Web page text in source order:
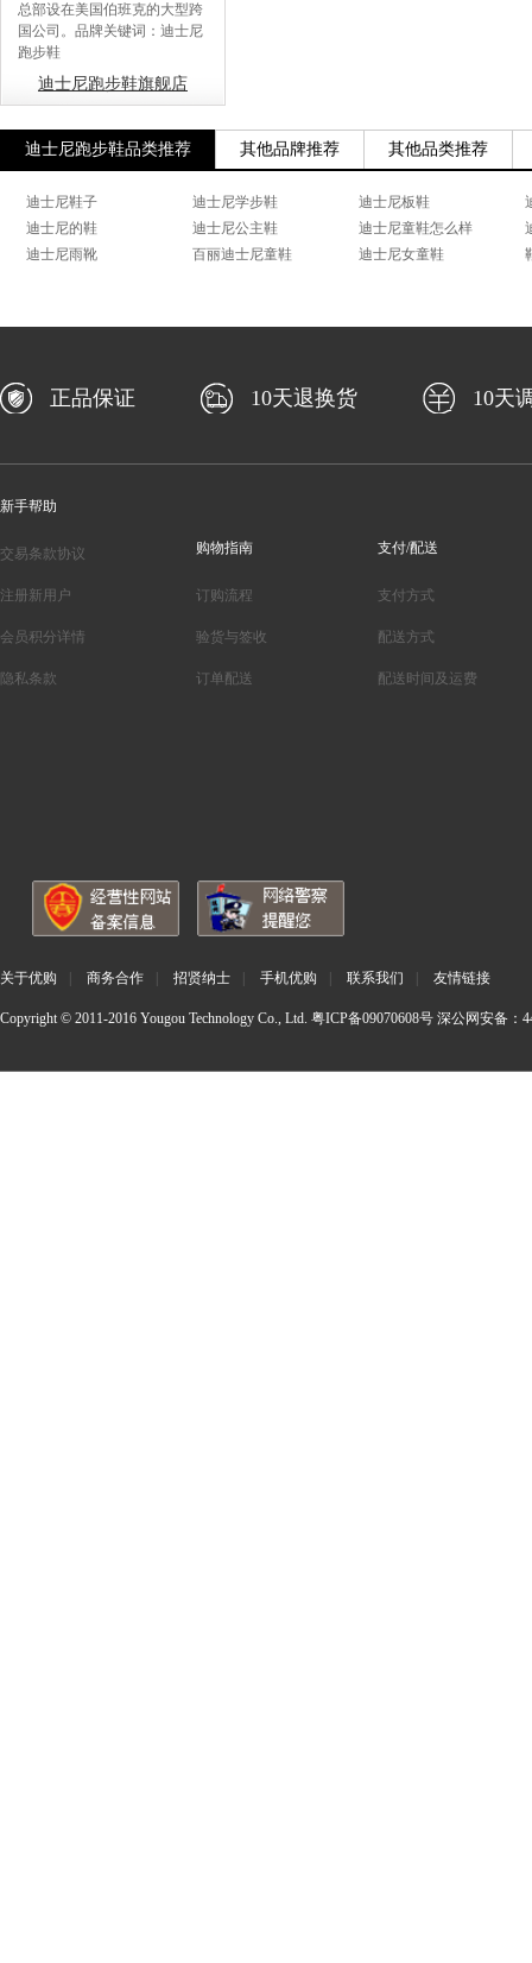
总部设在美国伯班克的大型跨
国公司。品牌关键词：迪士尼
跑步鞋
迪士尼跑步鞋旗舰店
迪士尼跑步鞋品类推荐 其他品牌推荐 其他品类推荐
迪士尼鞋子 迪士尼学步鞋 迪士尼板鞋
迪士尼的鞋
迪士尼公主鞋 迪士尼童鞋怎么样
迪士尼雨靴
百丽迪士尼童鞋 迪士尼女童鞋
正品保证 10天退换货 10天
新手帮助
交易条款协议
注册新用户
会员积分详情
隐私条款
购物指南
订购流程
验货与签收
订单配送
支付/配送
支付方式
配送方式
配送时间及运费
关于优购 商务合作 招贤纳士 手机优购 联系我们 友情链接
Copyright © 2011-2016 Yougou Technology Co., Ltd. 粤ICP备09070608号 深公网安备：